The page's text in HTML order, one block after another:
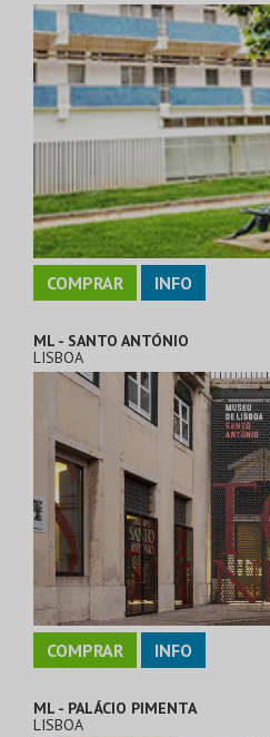
COMPRAR INFO
ML - SANTO ANTÓNIO
LISBOA
COMPRAR INFO
ML - PALÁCIO PIMENTA
LISBOA